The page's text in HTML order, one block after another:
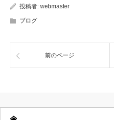
投稿者: webmaster
ブログ
前のページ